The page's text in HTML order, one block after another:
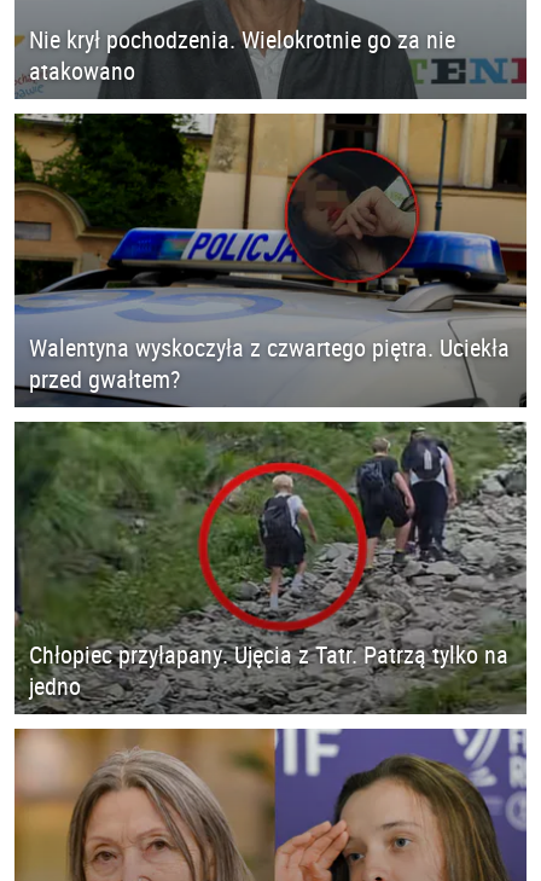
Nie krył pochodzenia. Wielokrotnie go za nie
atakowano
Walentyna wyskoczyła z czwartego piętra. Uciekła
przed gwałtem?
Chłopiec przyłapany. Ujęcia z Tatr. Patrzą tylko na
jedno